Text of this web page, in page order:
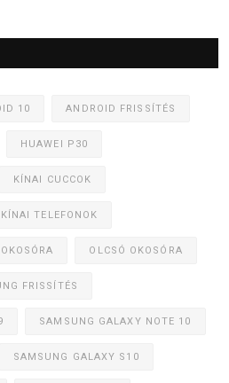
10 ANDROID FRISSÍTÉS
HUAWEI P30
KÍNAI CUCCOK
KÍNAI TELEFONOK
OKOSÓRA OLCSÓ OKOSÓRA
FRISSÍTÉS
SAMSUNG GALAXY NOTE 10
SAMSUNG GALAXY S10